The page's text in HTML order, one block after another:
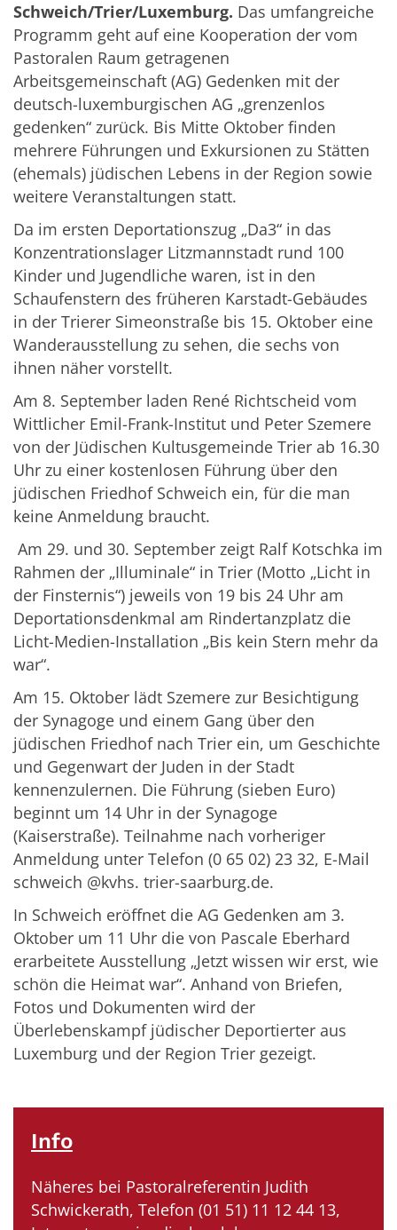
Schweich/Trier/Luxemburg. Das umfangreiche
Programm geht auf eine Kooperation der vom
Pastoralen Raum getragenen
Arbeitsgemeinschaft (AG) Gedenken mit der
deutsch-luxemburgischen AG „grenzenlos
gedenken“ zurück. Bis Mitte Oktober finden
mehrere Führungen und Exkursionen zu Stätten
(ehemals) jüdischen Lebens in der Region sowie
weitere Veranstaltungen statt.
Da im ersten Deportationszug „Da3“ in das
Konzentrationslager Litzmannstadt rund 100
Kinder und Jugendliche waren, ist in den
Schaufenstern des früheren Karstadt-Gebäudes
in der Trierer Simeonstraße bis 15. Oktober eine
Wanderausstellung zu sehen, die sechs von
ihnen näher vorstellt.
Am 8. September laden René Richtscheid vom
Wittlicher Emil-Frank-Institut und Peter Szemere
von der Jüdischen Kultusgemeinde Trier ab 16.30
Uhr zu einer kostenlosen Führung über den
jüdischen Friedhof Schweich ein, für die man
keine Anmeldung braucht.
Am 29. und 30. September zeigt Ralf Kotschka im
Rahmen der „Illuminale“ in Trier (Motto „Licht in
der Finsternis“) jeweils von 19 bis 24 Uhr am
Deportationsdenkmal am Rindertanzplatz die
Licht-Medien-Installation „Bis kein Stern mehr da
war“.
Am 15. Oktober lädt Szemere zur Besichtigung
der Synagoge und einem Gang über den
jüdischen Friedhof nach Trier ein, um Geschichte
und Gegenwart der Juden in der Stadt
kennenzulernen. Die Führung (sieben Euro)
beginnt um 14 Uhr in der Synagoge
(Kaiserstraße). Teilnahme nach vorheriger
Anmeldung unter Telefon (0 65 02) 23 32, E-Mail
schweich @kvhs. trier-saarburg.de.
In Schweich eröffnet die AG Gedenken am 3.
Oktober um 11 Uhr die von Pascale Eberhard
erarbeitete Ausstellung „Jetzt wissen wir erst, wie
schön die Heimat war“. Anhand von Briefen,
Fotos und Dokumenten wird der
Überlebenskampf jüdischer Deportierter aus
Luxemburg und der Region Trier gezeigt.
Info
Näheres bei Pastoralreferentin Judith
Schwickerath, Telefon (01 51) 11 12 44 13,